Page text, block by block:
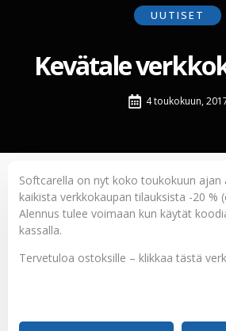
UUTISET
Kevätale
4 toukokuun,
Softcarella on nyt koko toukokuun ajan
kaikista verkkokaupan tilauksista -20 %
Alennus tulee voimaan kun käytät
kassalla.
Tervetuloa ostoksille – klikkaa tästä